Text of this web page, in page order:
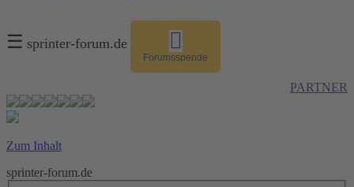
☰ sprinter-forum.de
Forumsspende
PARTNER
Zum Inhalt
sprinter-forum.de